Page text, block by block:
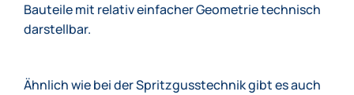
Bauteile mit relativ einfacher Geometrie technisch
darstellbar.
Ähnlich wie bei der Spritzgusstechnik gibt es auch